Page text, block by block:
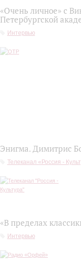
«Очень личное» с
Петербургской
Интервью
Энигма. Димитрис
Телеканал «Россия -
«В пределах
Интервью